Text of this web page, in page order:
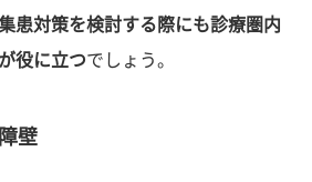
患対策を検討する際にも診療圏内
役に立つでしょう。
壁